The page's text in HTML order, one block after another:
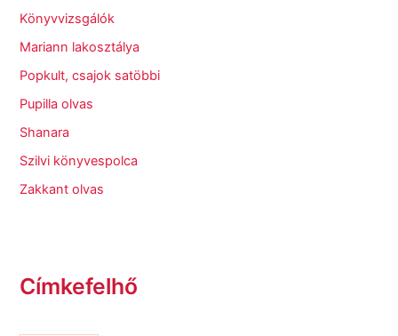
Könyvvizsgálók
Mariann lakosztálya
Popkult, csajok satöbbi
Pupilla olvas
Shanara
Szilvi könyvespolca
Zakkant olvas
Címkefelhő